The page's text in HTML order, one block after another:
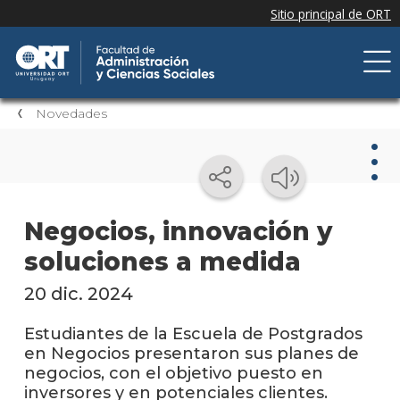
Novedades
Negocios, innovación y
soluciones a medida
20 dic. 2024
Estudiantes de la Escuela de Postgrados
en Negocios presentaron sus planes de
negocios, con el objetivo puesto en
inversores y en potenciales clientes.